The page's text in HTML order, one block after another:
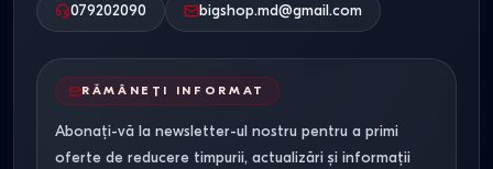
079202090 bigshop.md@gmail.com
RĂMÂNEȚI INFORMAT
Abonați-vă la newsletter-ul nostru pentru a primi
oferte de reducere timpurii, actualizări și informații